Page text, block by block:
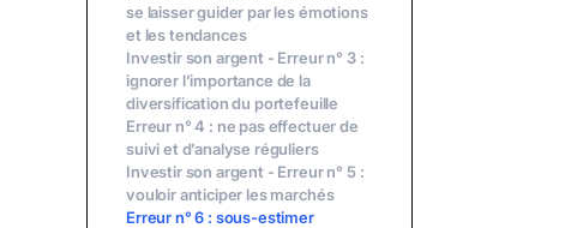
se laisser guider par les émotions
et les tendances
Investir son argent - Erreur n° 3 :
ignorer l’importance de la
diversification du portefeuille
Erreur n° 4 : ne pas effectuer de
suivi et d’analyse réguliers
Investir son argent - Erreur n° 5 :
vouloir anticiper les marchés
Erreur n° 6 : sous-estimer